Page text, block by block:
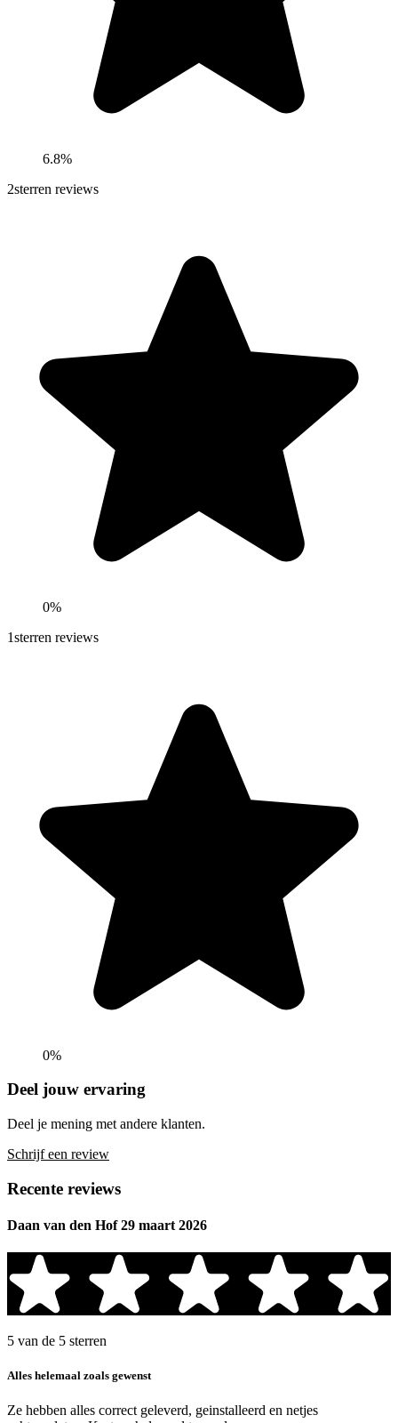
6.8%
2sterren reviews
0%
1sterren reviews
0%
Deel jouw ervaring
Deel je mening met andere klanten.
Schrijf een review
Recente reviews
Daan van den Hof29 maart 2026
5 van de 5 sterren
Alles helemaal zoals gewenst
Ze hebben alles correct geleverd, geinstalleerd en netjes